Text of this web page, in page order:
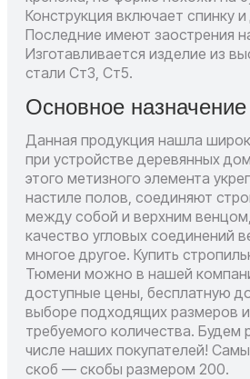
Конструкция включает спинку
Последние имеют заострения
Изготавливается изделие из
стали Ст3, Ст5.
Основное назначение
Данная продукция нашла
при устройстве деревянных
этого метизного элемента
настиле полов, соединяют
между собой и верхним
качество угловых соединений
многое другое. Купить
Тюмени можно в нашей
доступные цены, бесплатную
выборе подходящих размеров
требуемого количества. Будем
числе наших покупателей!
скоб — скобы размером 200.